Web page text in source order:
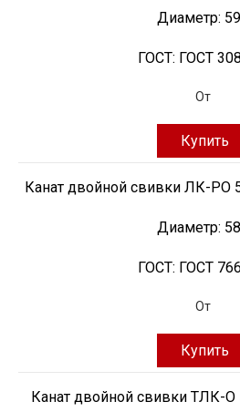
Диаметр:
ГОСТ: ГОСТ
От
Купить
Канат двойной свивки ЛК-РО
Диаметр:
ГОСТ: ГОСТ
От
Купить
Канат двойной свивки ТЛК-